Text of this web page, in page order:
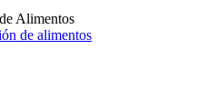
Alimentos
de alimentos